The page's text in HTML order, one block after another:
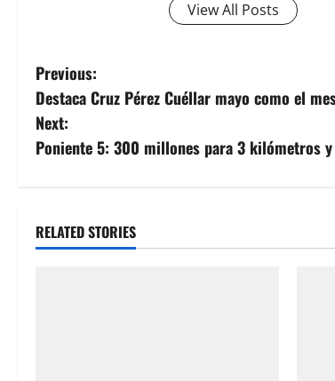
View All Posts
P
o
s
n
Previous:
Destaca Cruz Pérez Cuéllar mayo como el
Next:
Poniente 5: 300 millones para 3 kilómetros
RELATED STORIES